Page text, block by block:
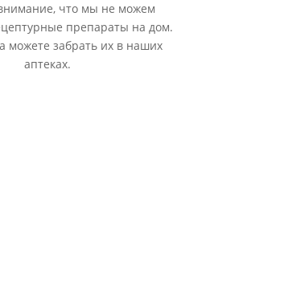
что мы не можем
препараты на дом.
можете забрать их в наших
аптеках.